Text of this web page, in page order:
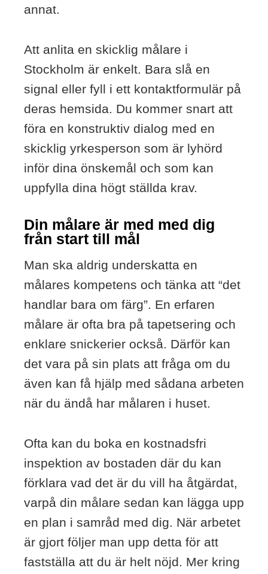
annat.
Att anlita en skicklig målare i
Stockholm är enkelt. Bara slå en
signal eller fyll i ett kontaktformulär på
deras hemsida. Du kommer snart att
föra en konstruktiv dialog med en
skicklig yrkesperson som är lyhörd
inför dina önskemål och som kan
uppfylla dina högt ställda krav.
Din målare är med med dig
från start till mål
Man ska aldrig underskatta en
målares kompetens och tänka att “det
handlar bara om färg”. En erfaren
målare är ofta bra på tapetsering och
enklare snickerier också. Därför kan
det vara på sin plats att fråga om du
även kan få hjälp med sådana arbeten
när du ändå har målaren i huset.
Ofta kan du boka en kostnadsfri
inspektion av bostaden där du kan
förklara vad det är du vill ha åtgärdat,
varpå din målare sedan kan lägga upp
en plan i samråd med dig. När arbetet
är gjort följer man upp detta för att
fastställa att du är helt nöjd. Mer kring